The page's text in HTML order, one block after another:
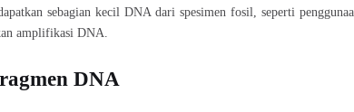
sebagian kecil DNA dari spesimen fosil, seperti
amplifikasi DNA.
DNA